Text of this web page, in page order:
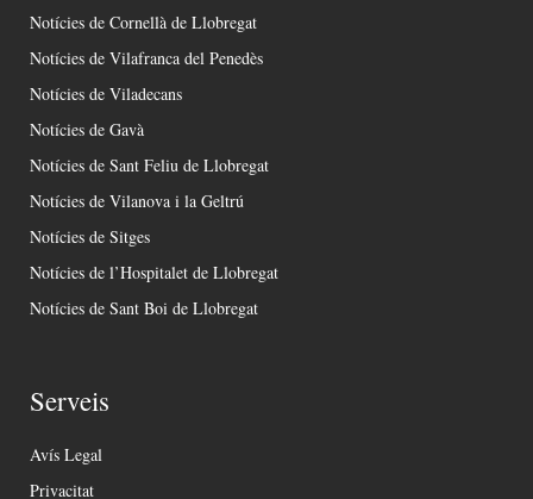
Notícies de Cornellà de Llobregat
Notícies de Vilafranca del Penedès
Notícies de Viladecans
Notícies de Gavà
Notícies de Sant Feliu de Llobregat
Notícies de Vilanova i la Geltrú
Notícies de Sitges
Notícies de l’Hospitalet de Llobregat
Notícies de Sant Boi de Llobregat
Serveis
Avís Legal
Privacitat